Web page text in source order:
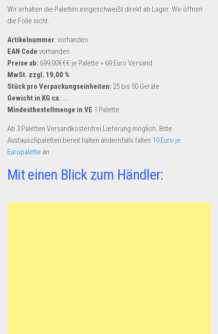
Wir erhalten die Paletten eingeschweißt direkt ab Lager. Wir öffnen
die Folie nicht.
Artikelnummer: vorhanden
EAN Code vorhanden
Preise ab: 699,00€€€ je Palette + 69 Euro Versand
MwSt. zzgl. 19,00 %
Stück pro Verpackungseinheiten: 25 bis 50 Geräte
Gewicht in KG ca. ……
Mindestbestellmenge in VE 1 Palette
Ab 3 Paletten Versandkostenfrei Lieferung möglich. Bitte
Austauschpaletten bereit halten andernfalls fallen 19 Euro je
Europalette an.
Mit einen Blick zum Händler: